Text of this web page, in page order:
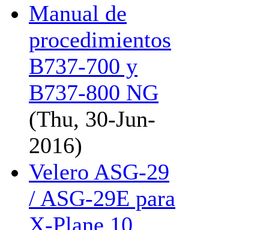
Manual de
procedimientos
B737-700 y
B737-800 NG
(Thu, 30-Jun-
2016)
Velero ASG-29
/ ASG-29E para
X-Plane 10